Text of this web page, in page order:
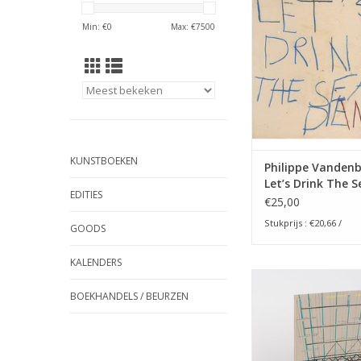
Min: €0 Max: €7500
KUNSTBOEKEN
EDITIES
GOODS
KALENDERS
BOEKHANDELS / BEURZEN
ooggetuige. Het
kleine observaties
de laatste jaren
Vandenberg in
TOEVOEGEN AAN
Philippe
Let’s Drink The
Dance
€25,00
Stukprijs : €20,66 /
Geology
TOEVOEGEN AAN